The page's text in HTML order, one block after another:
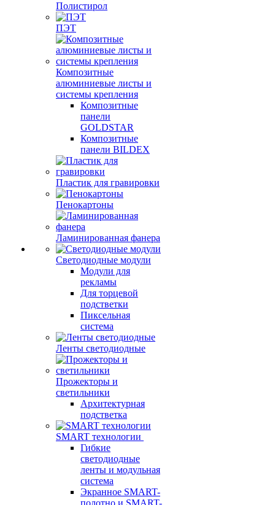
Полистирол
ПЭТ
Композитные
алюминиевые листы и
системы крепления
Композитные
панели
GOLDSTAR
Композитные
панели BILDEX
Пластик для гравировки
Пенокартоны
Ламинированная фанера
Светодиодные модули
Модули для
рекламы
Для торцевой
подстветки
Пиксельная
система
Ленты светодиодные
Прожекторы и
светильники
Архитектурная
подстветка
SMART технологии
Гибкие
светодиодные
ленты и модульная
система
Экранное SMART-
полотно и SMART-